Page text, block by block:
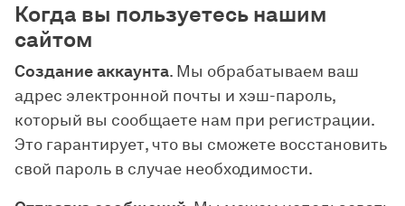
Когда вы пользуетесь нашим
сайтом
Создание аккаунта. Мы обрабатываем ваш
адрес электронной почты и хэш-пароль,
который вы сообщаете нам при регистрации.
Это гарантирует, что вы сможете восстановить
свой пароль в случае необходимости.